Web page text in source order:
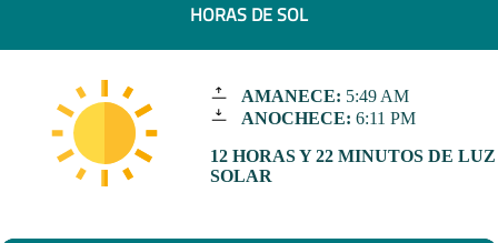
HORAS DE SOL
AMANECE: 5:49 AM
ANOCHECE: 6:11 PM
12 HORAS Y 22 MINUTOS DE LUZ
SOLAR